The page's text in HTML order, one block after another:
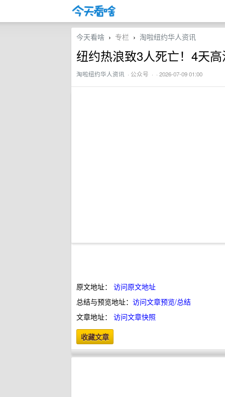
今天看啥 › 专栏 › 淘啦纽约华人资讯
纽约热浪致3人死亡！4天
淘啦纽约华人资讯 · 公众号 · · 2026-07-09 01:00
原文地址： 访问原文地址
总结与预览地址： 访问文章预览/总结
文章地址： 访问文章快照